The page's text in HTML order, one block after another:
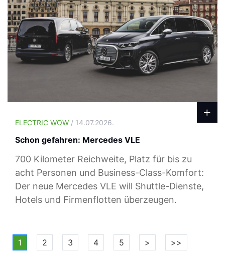
ELECTRIC WOW / 14.07.2026.
Schon gefahren: Mercedes VLE
700 Kilometer Reichweite, Platz für bis zu
acht Personen und Business-Class-Komfort:
Der neue Mercedes VLE will Shuttle-Dienste,
Hotels und Firmenflotten überzeugen.
1 2 3 4 5 > >>